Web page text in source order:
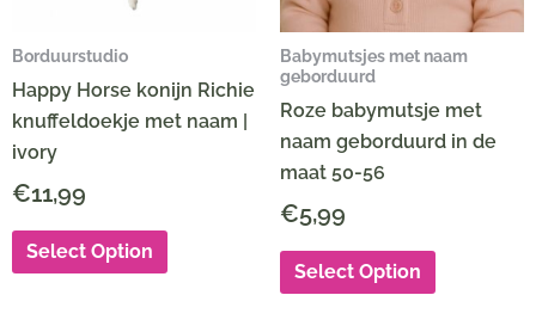
Borduurstudio
Happy Horse konijn Richie
knuffeldoekje met naam |
ivory
€11,99
Select Option
Babymutsjes met naam
geborduurd
Roze babymutsje met
naam geborduurd in de
maat 50-56
€5,99
Select Option